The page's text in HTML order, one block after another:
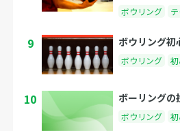
ボウリング
9 ボウリング初
ボウリング
10 ボーリング
ボウリング